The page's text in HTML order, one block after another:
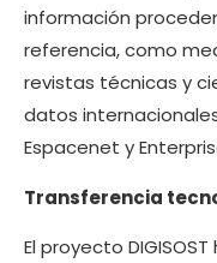
información
referencia, como
revistas técnicas y
datos
Espacenet y
Transferencia
El proyecto